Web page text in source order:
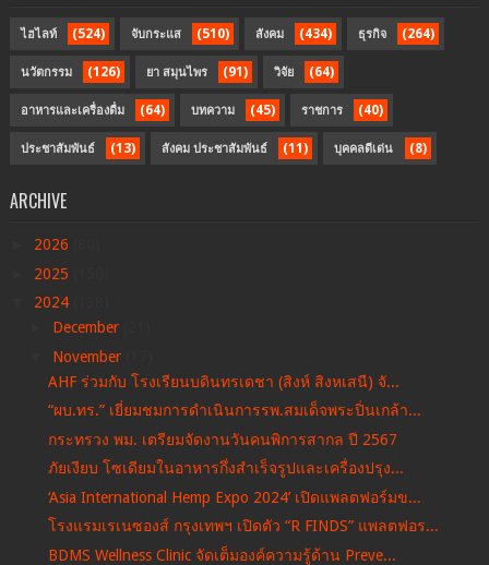
ไฮไลท์ (524) จับกระแส (510) สังคม (434) ธุรกิจ (264)
นวัตกรรม (126) ยา สมุนไพร (91) วิจัย (64)
อาหารและเครื่องดื่ม (64) บทความ (45) ราชการ (40)
ประชาสัมพันธ์ (13) สังคม ประชาสัมพันธ์ (11) บุคคลดีเด่น (8)
ARCHIVE
2026
2025
2024
December
November
AHF ร่วมกับ โรงเรียนบดินทรเดชา (สิงห์ สิงหเสนี) จั...
“ผบ.ทร.” เยี่ยมชมการดำเนินการรพ.สมเด็จพระปิ่นเกล้า...
กระทรวง พม. เตรียมจัดงานวันคนพิการสากล ปี 2567
ภัยเงียบ โซเดียมในอาหารกึ่งสำเร็จรูปและเครื่องปรุง...
‘Asia International Hemp Expo 2024’ เปิดแพลตฟอร์มข...
โรงแรมเรเนซองส์ กรุงเทพฯ เปิดตัว “R FINDS” แพลตฟอร...
BDMS Wellness Clinic จัดเต็มองค์ความรู้ด้าน Preve...